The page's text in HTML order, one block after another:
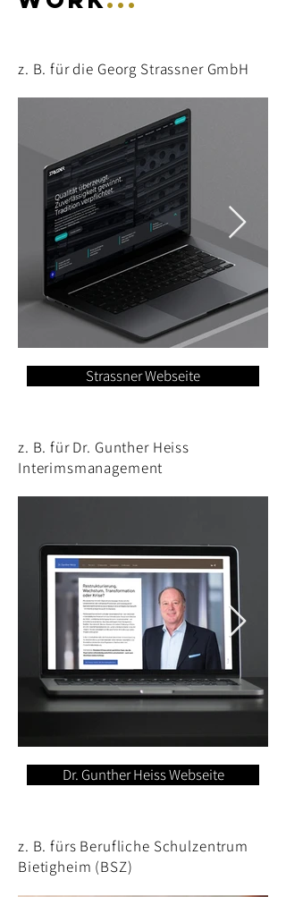
z. B. für die Georg Strassner GmbH
Strassner Webseite
z. B. für Dr. Gunther Heiss
Interimsmanagement
Dr. Gunther Heiss Webseite
z. B. fürs Berufliche Schulzentrum
Bietigheim (BSZ)